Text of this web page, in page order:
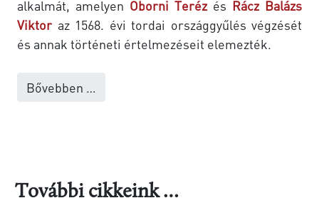
alkalmát, amelyen Oborni Teréz és Rácz Balázs
Viktor az 1568. évi tordai országgyűlés végzését
és annak történeti értelmezéseit elemezték.
Bővebben …
További cikkeink …